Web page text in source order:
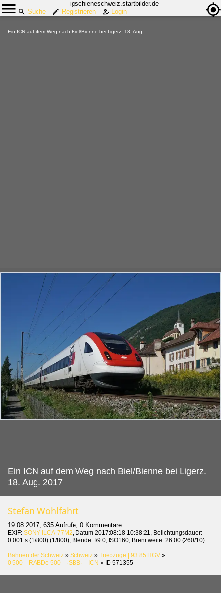
igschieneschweiz.startbilder.de
Suche
Registrieren Login
Ein ICN auf dem Weg nach Biel/Bienne bei Ligerz. 18. Aug
Ein ICN auf dem Weg nach Biel/Bienne bei Ligerz.
18. Aug. 2017
Stefan Wohlfahrt
19.08.2017, 635 Aufrufe, 0 Kommentare
EXIF: SONY ILCA-77M2, Datum 2017:08:18 10:38:21, Belichtungsdauer:
0.001 s (1/800) (1/800), Blende: f/9.0, ISO160, Brennweite: 26.00 (260/10)
Bahnen der Schweiz » Schweiz » Triebzüge | 93 85 HGV »
0 500 RABDe 500 ·SBB· ICN » ID 571355